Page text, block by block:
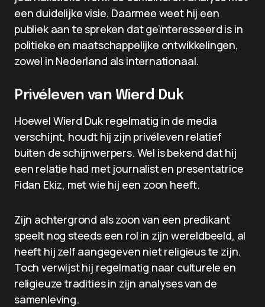
een duidelijke visie. Daarmee weet hij een
publiek aan te spreken dat geïnteresseerd is in
politieke en maatschappelijke ontwikkelingen,
zowel in Nederland als internationaal.
Privéleven van Wierd Duk
Hoewel Wierd Duk regelmatig in de media
verschijnt, houdt hij zijn privéleven relatief
buiten de schijnwerpers. Wel is bekend dat hij
een relatie had met journalist en presentatrice
Fidan Ekiz, met wie hij een zoon heeft.
Zijn achtergrond als zoon van een predikant
speelt nog steeds een rol in zijn wereldbeeld, al
heeft hij zelf aangegeven niet religieus te zijn.
Toch verwijst hij regelmatig naar culturele en
religieuze tradities in zijn analyses van de
samenleving.